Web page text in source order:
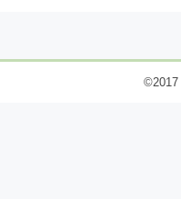
©2017